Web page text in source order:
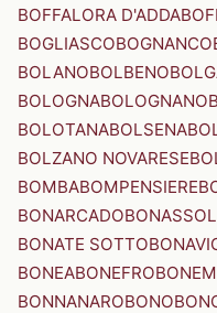
BOFFALORA D'ADDA
BOGLIASCOBOGNANCO
BOLANOBOLBENO
BOLOGNABOLOGNANO
BOLOTANABOLSENA
BOLZANO NOVARESE
BOMBABOMPENSIERE
BONARCADO
BONATE SOTTO
BONEABONEFRO
BONNANAROBONO